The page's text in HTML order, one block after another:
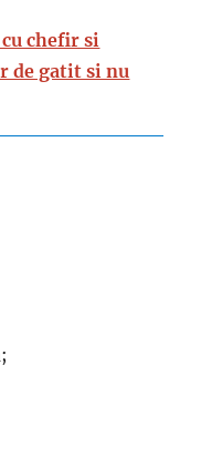
chefir si
de gatit si nu